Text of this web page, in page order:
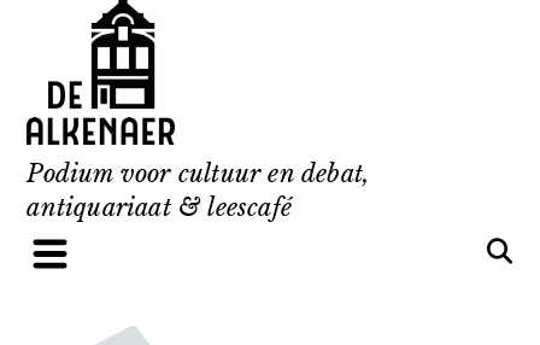
content
Podium voor cultuur en debat,
antiquariaat & leescafé